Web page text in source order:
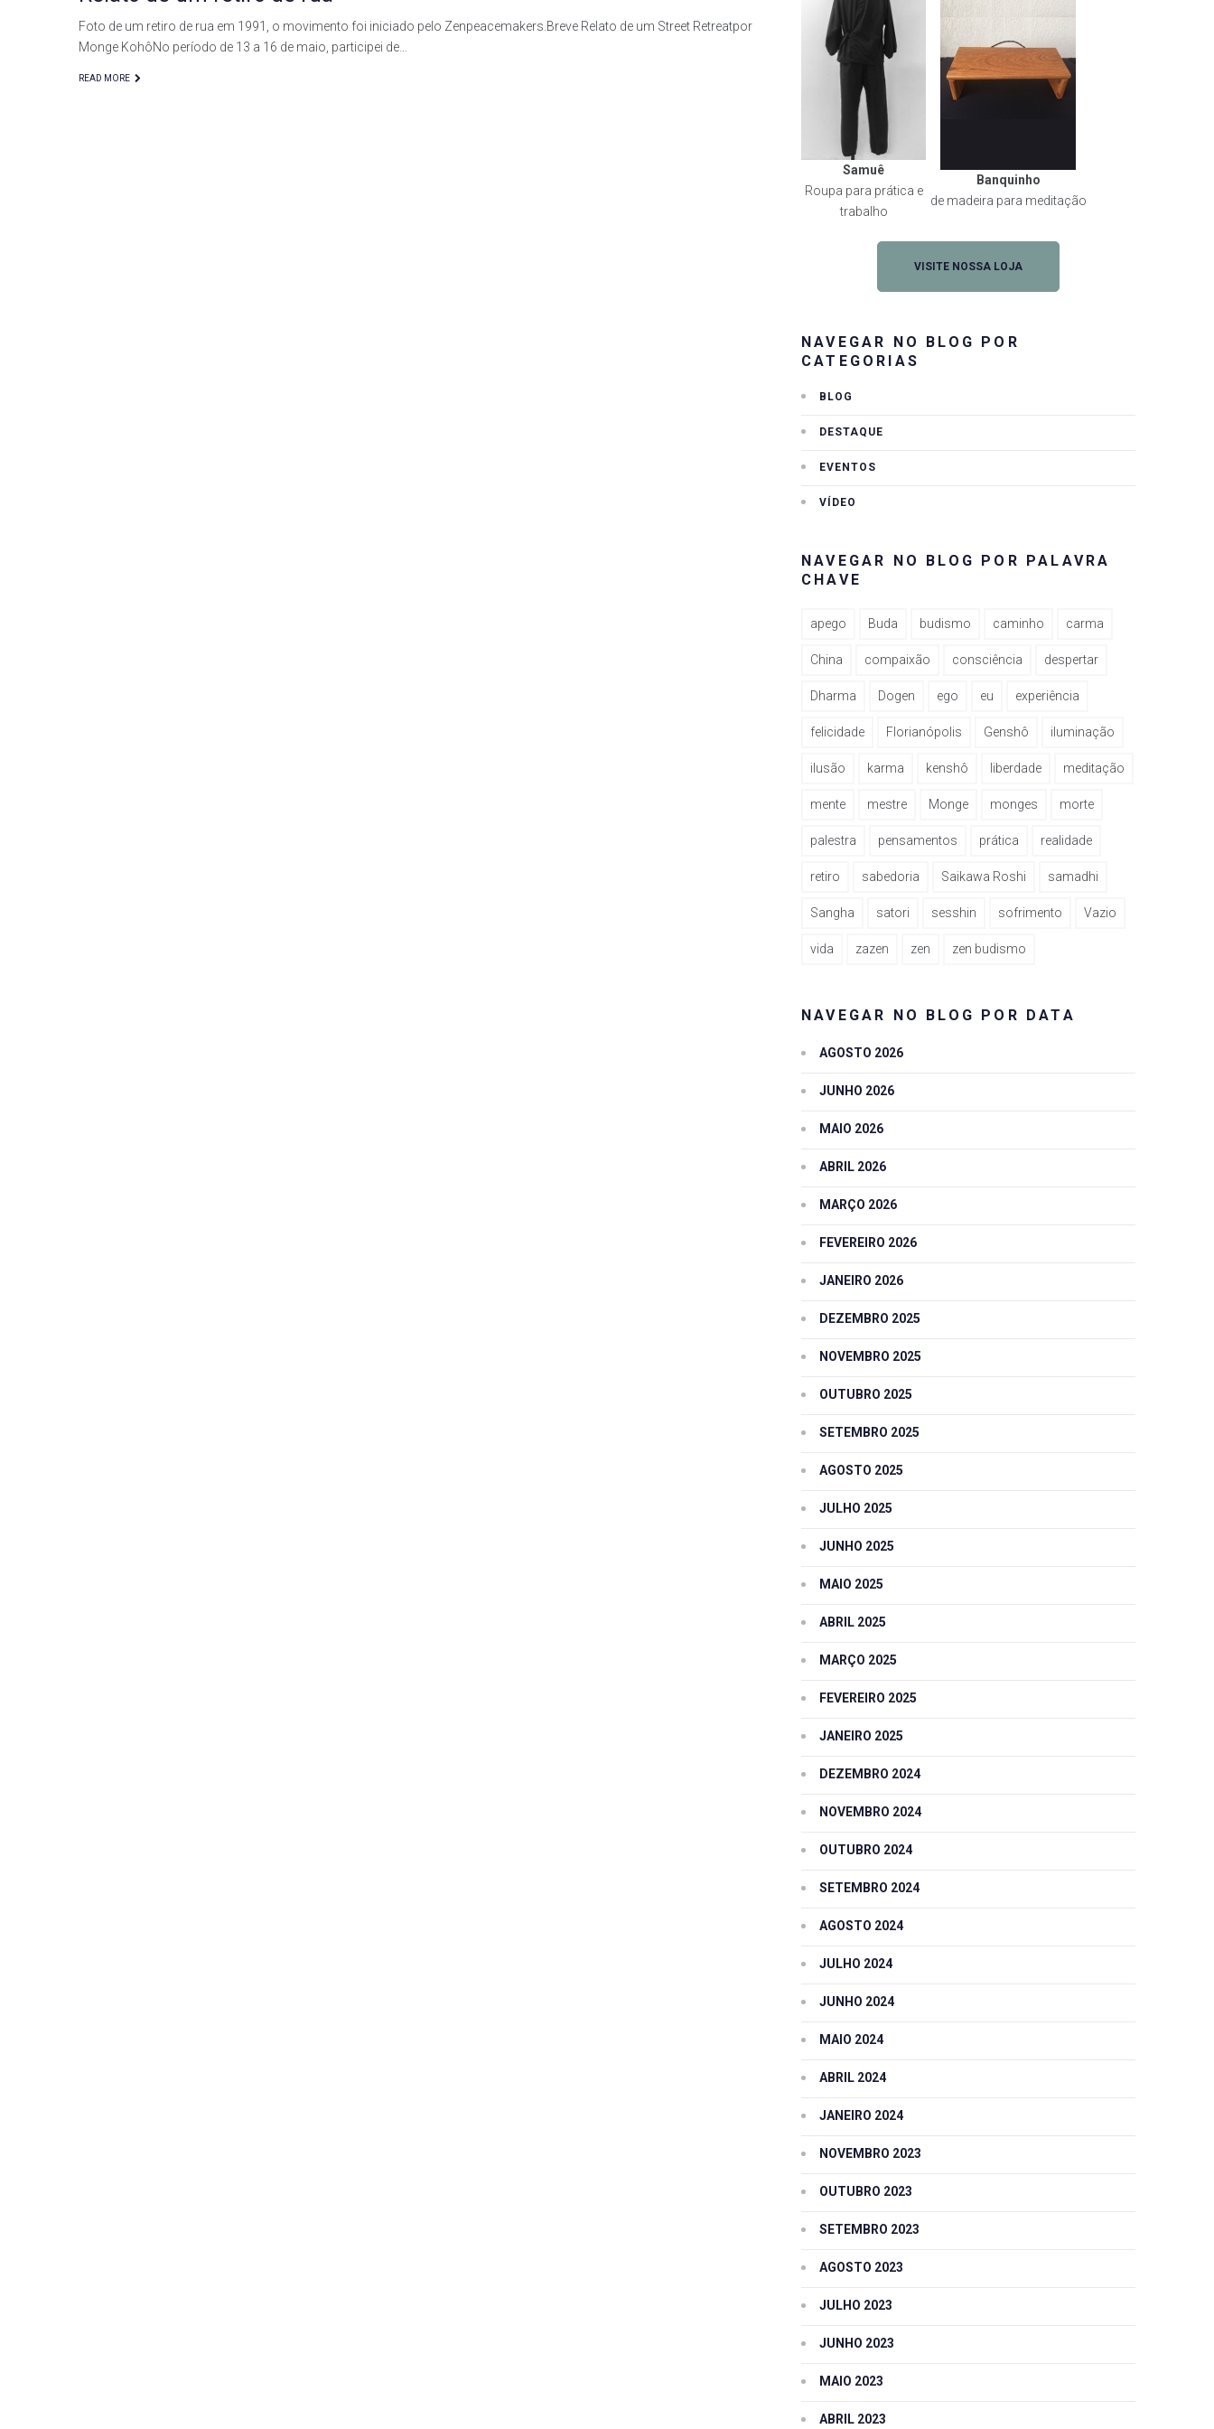
Foto de um retiro de rua em 1991, o movimento foi iniciado pelo Zenpeacemakers.Breve Relato de um Street Retreatpor
Monge KohôNo período de 13 a 16 de maio, participei de…
READ MORE
Samuê
Roupa para prática e
trabalho
Banquinho
de madeira para meditação
VISITE NOSSA LOJA
NAVEGAR NO BLOG POR
CATEGORIAS
BLOG
DESTAQUE
EVENTOS
VÍDEO
NAVEGAR NO BLOG POR PALAVRA
CHAVE
apego Buda budismo caminho carma
China compaixão consciência despertar
Dharma Dogen ego eu experiência
felicidade Florianópolis Genshô iluminação
ilusão karma kenshô liberdade meditação
mente mestre Monge monges morte
palestra pensamentos prática realidade
retiro sabedoria Saikawa Roshi samadhi
Sangha satori sesshin sofrimento Vazio
vida zazen zen zen budismo
NAVEGAR NO BLOG POR DATA
AGOSTO 2026
JUNHO 2026
MAIO 2026
ABRIL 2026
MARÇO 2026
FEVEREIRO 2026
JANEIRO 2026
DEZEMBRO 2025
NOVEMBRO 2025
OUTUBRO 2025
SETEMBRO 2025
AGOSTO 2025
JULHO 2025
JUNHO 2025
MAIO 2025
ABRIL 2025
MARÇO 2025
FEVEREIRO 2025
JANEIRO 2025
DEZEMBRO 2024
NOVEMBRO 2024
OUTUBRO 2024
SETEMBRO 2024
AGOSTO 2024
JULHO 2024
JUNHO 2024
MAIO 2024
ABRIL 2024
JANEIRO 2024
NOVEMBRO 2023
OUTUBRO 2023
SETEMBRO 2023
AGOSTO 2023
JULHO 2023
JUNHO 2023
MAIO 2023
ABRIL 2023